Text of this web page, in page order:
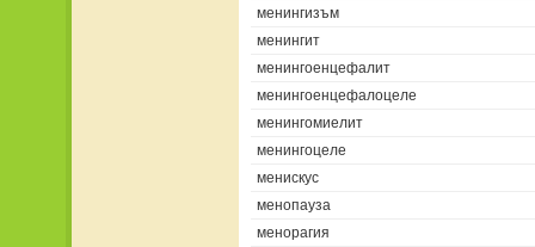
менингизъм
менингит
менингоенцефалит
менингоенцефалоцеле
менингомиелит
менингоцеле
менискус
менопауза
менорагия